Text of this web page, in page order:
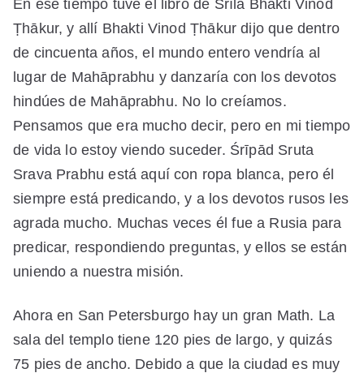
En ese tiempo tuve el libro de Śrīla Bhakti Vinod
Ṭhākur, y allí Bhakti Vinod Ṭhākur dijo que dentro
de cincuenta años, el mundo entero vendría al
lugar de Mahāprabhu y danzaría con los devotos
hindúes de Mahāprabhu. No lo creíamos.
Pensamos que era mucho decir, pero en mi tiempo
de vida lo estoy viendo suceder. Śrīpād Sruta
Srava Prabhu está aquí con ropa blanca, pero él
siempre está predicando, y a los devotos rusos les
agrada mucho. Muchas veces él fue a Rusia para
predicar, respondiendo preguntas, y ellos se están
uniendo a nuestra misión.
Ahora en San Petersburgo hay un gran Math. La
sala del templo tiene 120 pies de largo, y quizás
75 pies de ancho. Debido a que la ciudad es muy